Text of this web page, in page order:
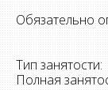
Обязательно
Тип занятости:
Полная